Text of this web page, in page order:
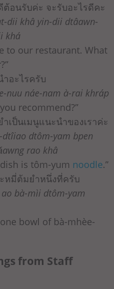
อนรับค่ะ จะรับอะไรดีคะ
dii khâ yin-dii dtâawn-
khá
to our restaurant. What
อะไรครับ
nuu náe-nam à-rai khráp
recommend?”
เป็นเมนูแนะนำของเราค่ะ
dtôm-yam bpen
rao khâ
is tôm-yum noodle.”
หมี่ต้มยำหนึ่งที่ครับ
bà-mìi dtôm-yam
bowl of bà-mhèe-
from Staff